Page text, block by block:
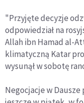
"Przyjęte decyzje
odpowiedział na
Allah ibn Hamad al-
klimatyczną Katar
wysunął w sobotę
Negocjacje w Dausze